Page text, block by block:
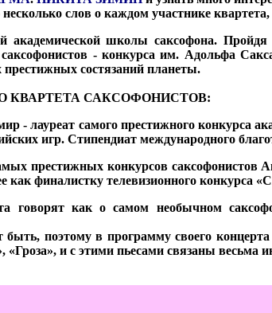
слов о каждом участнике
академической школы саксофона.
саксофонистов - конкурса им. Адольфа
состязаний планеты.
КВАРТЕТА САКСОФОНИСТОВ:
- лауреат самого престижного конкурса
игр. Стипендиат международного
престижных конкурсов саксофонистов
финалистку телевизионного конкурса
говорят как о самом необычном
быть, поэтому в программу своего
и с этими пьесами связаны весьма